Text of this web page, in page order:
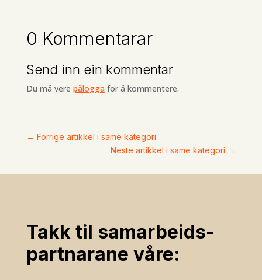
0 Kommentarar
Send inn ein kommentar
Du må vere påloggafor å kommentere.
← Forrige artikkel i same kategori
Neste artikkel i same kategori →
Takk til samarbeids­
partnarane våre: